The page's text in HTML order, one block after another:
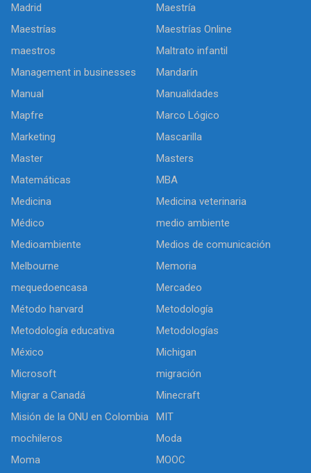
Madrid
Maestría
Maestrías
Maestrías Online
maestros
Maltrato infantil
Management in businesses
Mandarín
Manual
Manualidades
Mapfre
Marco Lógico
Marketing
Mascarilla
Master
Masters
Matemáticas
MBA
Medicina
Medicina veterinaria
Médico
medio ambiente
Medioambiente
Medios de comunicación
Melbourne
Memoria
mequedoencasa
Mercadeo
Método harvard
Metodología
Metodología educativa
Metodologías
México
Michigan
Microsoft
migración
Migrar a Canadá
Minecraft
Misión de la ONU en Colombia
MIT
mochileros
Moda
Moma
MOOC